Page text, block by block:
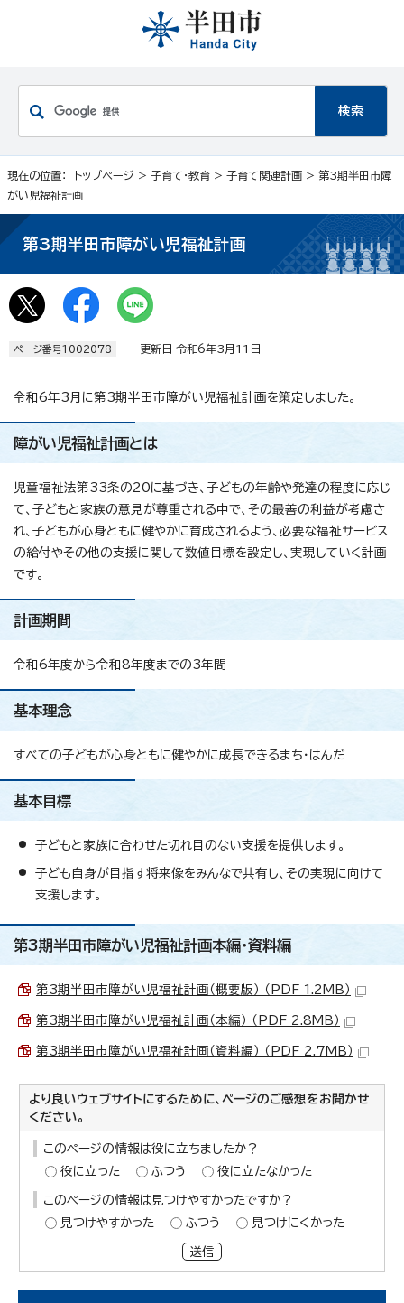
現在の位置： トップページ > 子育て・教育 > 子育て関連計画 > 第3期半田市障
がい児福祉計画
第3期半田市障がい児福祉計画
ページ番号1002078 更新日 令和6年3月11日
令和6年3月に第3期半田市障がい児福祉計画を策定しました。
障がい児福祉計画とは
児童福祉法第33条の20に基づき、子どもの年齢や発達の程度に応じ
て、子どもと家族の意見が尊重される中で、その最善の利益が考慮さ
れ、子どもが心身ともに健やかに育成されるよう、必要な福祉サービス
の給付やその他の支援に関して数値目標を設定し、実現していく計画
です。
計画期間
令和6年度から令和8年度までの3年間
基本理念
すべての子どもが心身ともに健やかに成長できるまち・はんだ
基本目標
子どもと家族に合わせた切れ目のない支援を提供します。
子ども自身が目指す将来像をみんなで共有し、その実現に向けて
支援します。
第3期半田市障がい児福祉計画本編・資料編
第3期半田市障がい児福祉計画（概要版） （PDF 1.2MB）
第3期半田市障がい児福祉計画（本編） （PDF 2.8MB）
第3期半田市障がい児福祉計画（資料編） （PDF 2.7MB）
より良いウェブサイトにするために、ページのご感想をお聞かせ
ください。
このページの情報は役に立ちましたか？
役に立った
ふつう 役に立たなかった
このページの情報は見つけやすかったですか？
見つけやすかった
ふつう 見つけにくかった
送信